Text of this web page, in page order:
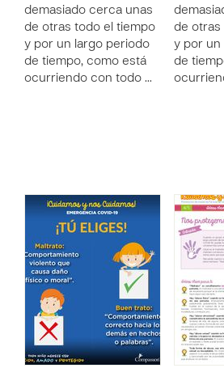
demasiado cerca unas
de otras todo el tiempo
y por un largo periodo
de tiempo, como está
ocurriendo con todo …
de otras
y por un
de